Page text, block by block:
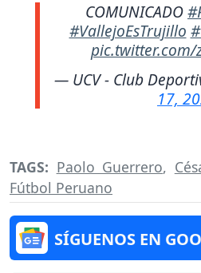
COMUNICADO
#VallejoEsTrujillo
pic.twitter.com/
— UCV - Club
17,
TAGS: Paolo Guerrero,
Fútbol Peruano
SÍGUENOS EN